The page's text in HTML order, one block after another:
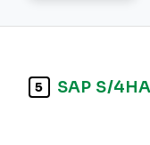
5 SAP S/